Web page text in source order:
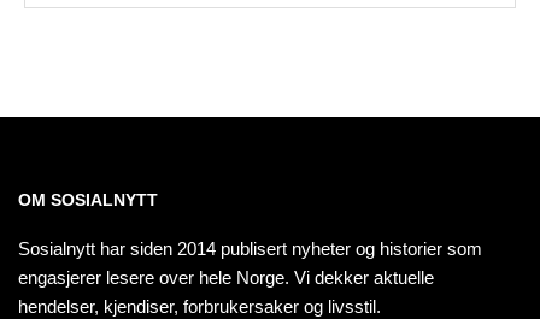
OM SOSIALNYTT
Sosialnytt har siden 2014 publisert nyheter og historier som
engasjerer lesere over hele Norge. Vi dekker aktuelle
hendelser, kjendiser, forbrukersaker og livsstil.